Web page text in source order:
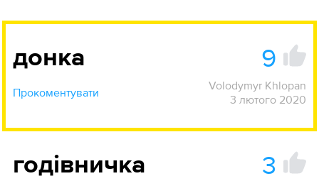
донка 9
Прокоментувати
Volodymyr Khlopan
3 лютого 2020
годівничка 3